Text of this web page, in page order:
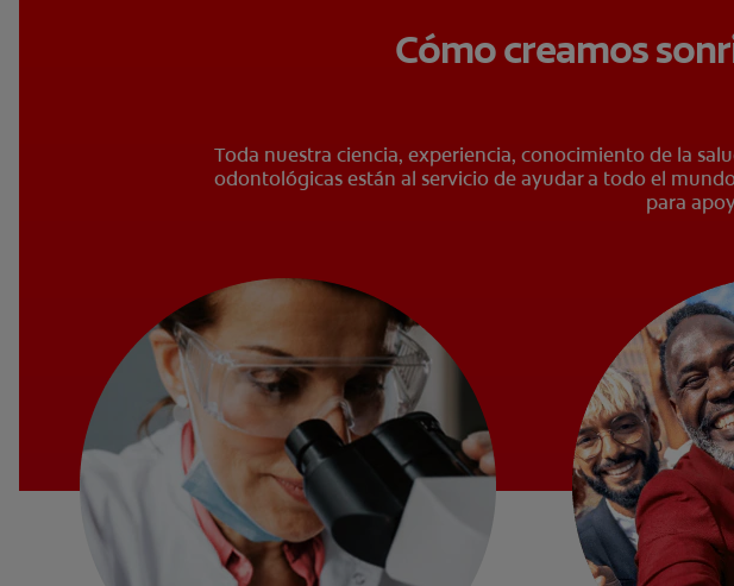
Cómo creamos
Toda nuestra ciencia, experiencia, conocimiento de la
odontológicas están al servicio de ayudar a todo el
para